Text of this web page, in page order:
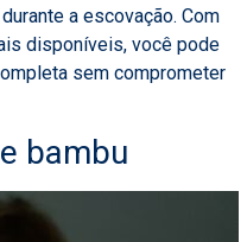
a escovação. Com
disponíveis, você pode
sem comprometer
bambu